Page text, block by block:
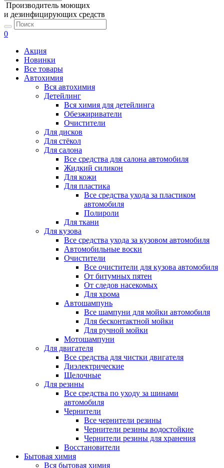
Производитель моющих
и дезинфицирующих средств
0
Акция
Новинки
Все товары
Автохимия
Вся автохимия
Детейлинг
Вся химия для детейлинга
Обезжириватели
Очистители
Для дисков
Для стёкол
Для салона
Все средства для салона автомобиля
Жидкий силикон
Для кожи
Для пластика
Все средства ухода за пластиком
автомобиля
Полироли
Для ткани
Для кузова
Все средства ухода за кузовом автомобиля
Автомобильные воски
Очистители
Все очистители для кузова автомобиля
От битумных пятен
От следов насекомых
Для хрома
Автошампунь
Все шампуни для мойки автомобиля
Для бесконтактной мойки
Для ручной мойки
Мотошампуни
Для двигателя
Все средства для чистки двигателя
Диэлектрические
Щелочные
Для резины
Все средства по уходу за шинами
автомобиля
Чернители
Все чернители резины
Чернители резины водостойкие
Чернители резины для хранения
Восстановители
Бытовая химия
Вся бытовая химия